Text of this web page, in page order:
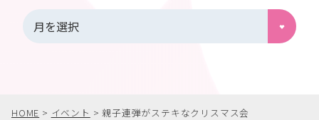
HOME > イベント >親子連弾がステキなクリスマス会